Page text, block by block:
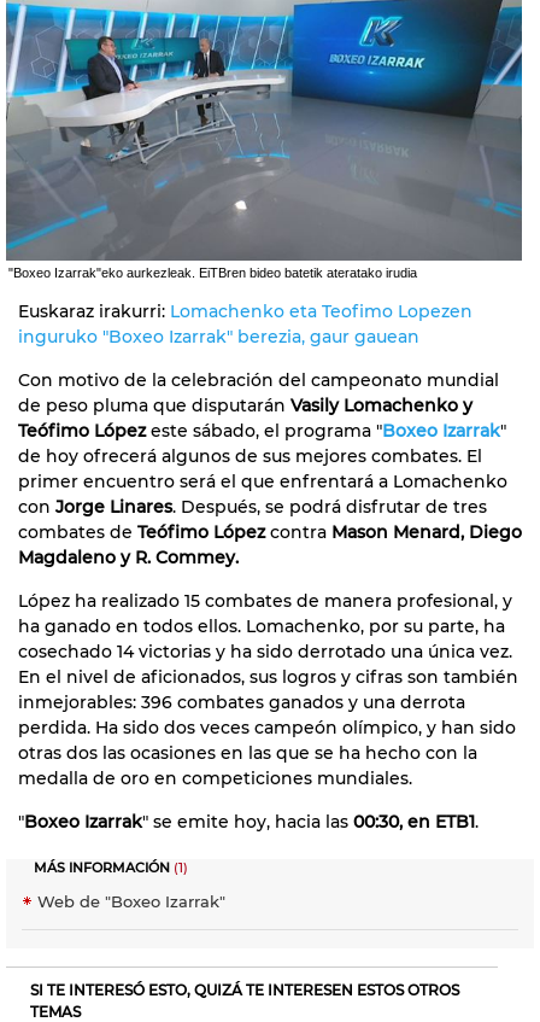
"Boxeo Izarrak"eko aurkezleak. EiTBren bideo batetik ateratako irudia
Euskaraz irakurri: Lomachenko eta Teofimo Lopezen
inguruko "Boxeo Izarrak" berezia, gaur gauean
Con motivo de la celebración del campeonato mundial
de peso pluma que disputarán Vasily Lomachenko y
Teófimo Lópezeste sábado, el programa "Boxeo Izarrak"
de hoy ofrecerá algunos de sus mejores combates. El
primer encuentro será el que enfrentará a Lomachenko
con Jorge Linares. Después, se podrá disfrutar de tres
combates de Teófimo Lópezcontra Mason Menard, Diego
Magdaleno y R. Commey.
López ha realizado 15 combates de manera profesional, y
ha ganado en todos ellos. Lomachenko, por su parte, ha
cosechado 14 victorias y ha sido derrotado una única vez.
En el nivel de aficionados, sus logros y cifras son también
inmejorables: 396 combates ganados y una derrota
perdida. Ha sido dos veces campeón olímpico, y han sido
otras dos las ocasiones en las que se ha hecho con la
medalla de oro en competiciones mundiales.
"Boxeo Izarrak" se emite hoy, hacia las 00:30, en ETB1.
MÁS INFORMACIÓN (1)
Web de "Boxeo Izarrak"
SI TE INTERESÓ ESTO, QUIZÁ TE INTERESEN ESTOS OTROS
TEMAS